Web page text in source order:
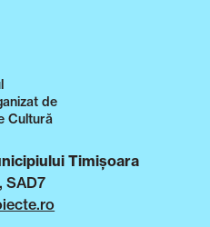
de
Cultură
Timișoara
SAD7